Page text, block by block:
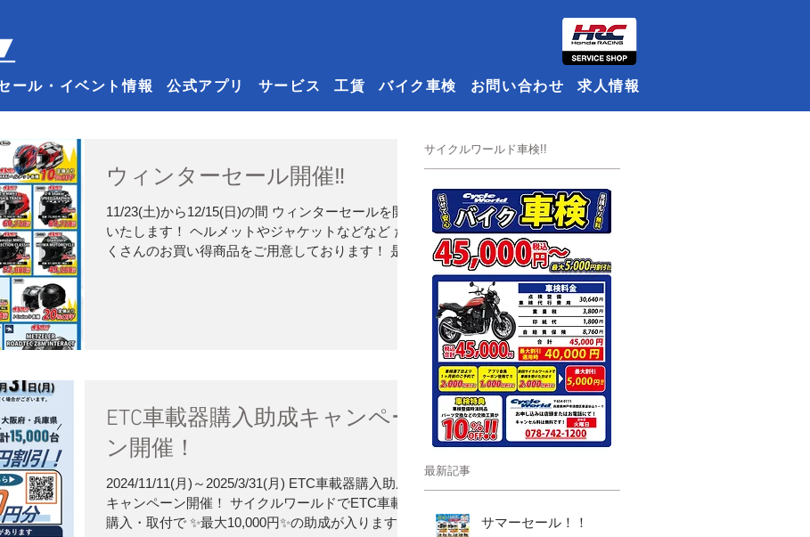
ール・イベント情報 公式アプリ サービス 工賃 バイク車検 お問い合わせ 求人情報
ウィンターセール開催‼
11/23(土)から12/15(日)の間 ウィンターセールを開催
いたします！ ヘルメットやジャケットなどなど た
くさんのお買い得商品をご用意しております！ 是非
ETC車載器購入助成キャンペー
ン開催！
2024/11/11(月)～2025/3/31(月) ETC車載器購入助成
キャンペーン開催！ サイクルワールドでETC車載器
購入・取付で ✨最大10,000円✨の助成が入ります！
​サイクルワールド車検!!
最新記事
サマーセール！！